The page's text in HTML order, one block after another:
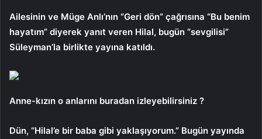
Ailesinin ve Müge Anlı’nın “Geri dön” çağrısına “Bu benim
hayatım” diyerek yanıt veren Hilal, bugün “sevgilisi”
Süleyman’la birlikte yayına katıldı.
Anne-kızın o anlarını buradan izleyebilirsiniz ?
Dün, “Hilal’e bir baba gibi yaklaşıyorum.” Bugün yayında